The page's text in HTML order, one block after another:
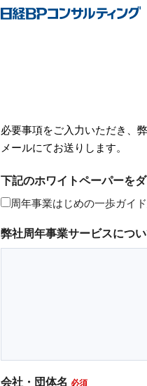
必要事項をご入力いただき、
メールにてお送りします。
下記のホワイトペーパーを
周年事業はじめの一歩ガイ
弊社周年事業サービスにつ
会社・団体名